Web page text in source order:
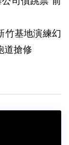
竹基地演練幻
道搶修